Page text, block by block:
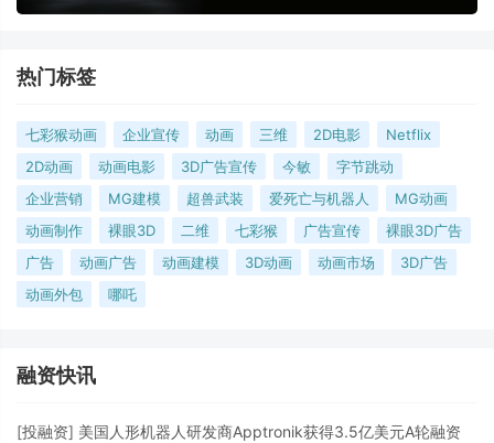
热门标签
七彩猴动画 企业宣传 动画 三维 2D电影
Netflix
2D动画
动画电影 3D广告宣传 今敏
字节跳动
企业营销
MG建模 超兽武装 爱死亡与机器人
MG动画
动画制作
裸眼3D 二维 七彩猴 广告宣传
裸眼3D广告
广告
动画广告 动画建模 3D动画 动画市场
3D广告
动画外包
哪吒
融资快讯
[投融资] 美国人形机器人研发商Apptronik获得3.5亿美元A轮融资